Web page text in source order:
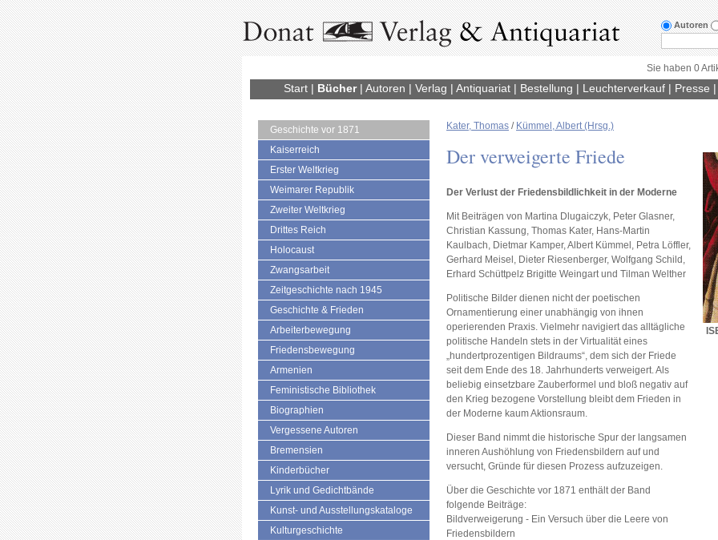
Autoren
Sie haben 0
Start| Bücher| Autoren | Verlag | Antiquariat| Bestellung | Leuchterverkauf| Presse |
Geschichte vor 1871
Kaiserreich
Erster Weltkrieg
Weimarer Republik
Zweiter Weltkrieg
Drittes Reich
Holocaust
Zwangsarbeit
Zeitgeschichte nach 1945
Geschichte & Frieden
Arbeiterbewegung
Friedensbewegung
Armenien
Feministische Bibliothek
Biographien
Vergessene Autoren
Bremensien
Kinderbücher
Lyrik und Gedichtbände
Kunst- und Ausstellungskataloge
Kulturgeschichte
Kater, Thomas / Kümmel, Albert (Hrsg.)
Der verweigerte Friede
Der Verlust der Friedensbildlichkeit in der Moderne
Mit Beiträgen von Martina Dlugaiczyk, Peter Glasner,
Christian Kassung, Thomas Kater, Hans-Martin
Kaulbach, Dietmar Kamper, Albert Kümmel, Petra Löffler,
Gerhard Meisel, Dieter Riesenberger, Wolfgang Schild,
Erhard Schüttpelz Brigitte Weingart und Tilman Welther
Politische Bilder dienen nicht der poetischen
Ornamentierung einer unabhängig von ihnen
operierenden Praxis. Vielmehr navigiert das alltägliche
politische Handeln stets in der Virtualität eines
„hundertprozentigen Bildraums“, dem sich der Friede
seit dem Ende des 18. Jahrhunderts verweigert. Als
beliebig einsetzbare Zauberformel und bloß negativ auf
den Krieg bezogene Vorstellung bleibt dem Frieden in
der Moderne kaum Aktionsraum.
Dieser Band nimmt die historische Spur der langsamen
inneren Aushöhlung von Friedensbildern auf und
versucht, Gründe für diesen Prozess aufzuzeigen.
Über die Geschichte vor 1871 enthält der Band
folgende Beiträge:
Bildverweigerung - Ein Versuch über die Leere von
Friedensbildern